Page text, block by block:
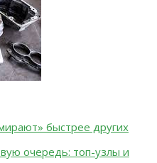
быстрее других
очередь: топ-узлы и